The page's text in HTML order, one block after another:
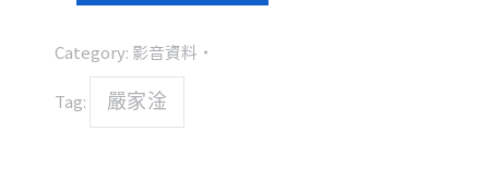
Category: 影音資料
Tag: 嚴家淦